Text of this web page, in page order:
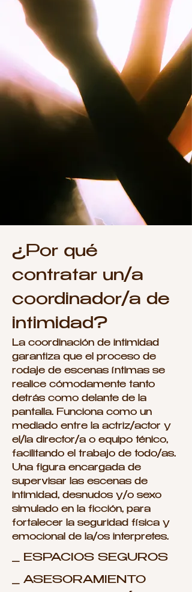
¿Por qué
contratar un/a
coordinador/a de
intimidad?
La coordinación de intimidad
garantiza que el proceso de
rodaje de escenas íntimas se
realice cómodamente tanto
detrás como delante de la
pantalla. Funciona como un
mediado entre la actriz/actor y
el/la director/a o equipo ténico,
facilitando el trabajo de todo/as.
Una figura encargada de
supervisar las escenas de
intimidad, desnudos y/o sexo
simulado en la ficción, para
fortalecer la seguridad física y
emocional de la/os interpretes.
_ ESPACIOS SEGUROS
_ ASESORAMIENTO